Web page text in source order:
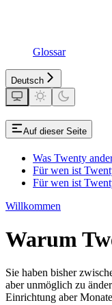
Glossar
Deutsch
Auf dieser Seite
Was Twenty
Für wen ist
Für wen ist
Willkommen
Warum
Sie haben bisher
aber unmöglich zu
Einrichtung aber